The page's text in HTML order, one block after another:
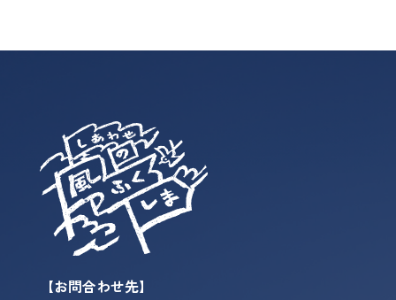
【お問合わせ先】